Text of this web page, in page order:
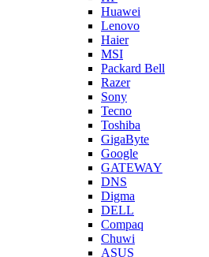
Huawei
Lenovo
Haier
MSI
Packard Bell
Razer
Sony
Tecno
Toshiba
GigaByte
Google
GATEWAY
DNS
Digma
DELL
Compaq
Chuwi
ASUS